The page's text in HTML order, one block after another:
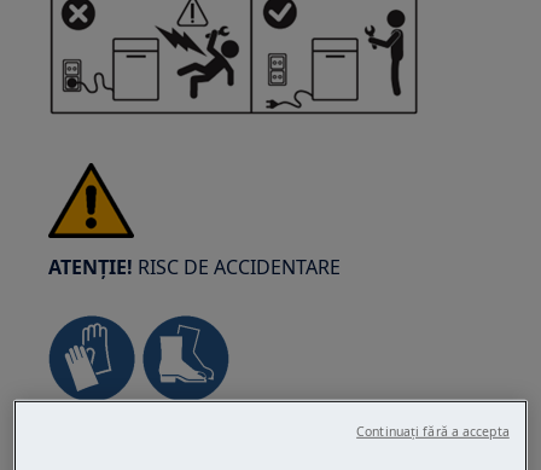
ATENȚIE! RISC DE ACCIDENTARE
Aveți întotdeauna grijă când mutați aparatele.
Continuați fără a accepta